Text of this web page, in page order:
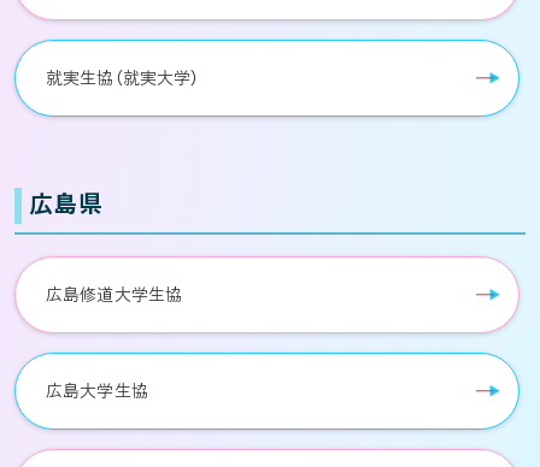
就実生協（就実大学）
広島県
広島修道大学生協
広島大学生協